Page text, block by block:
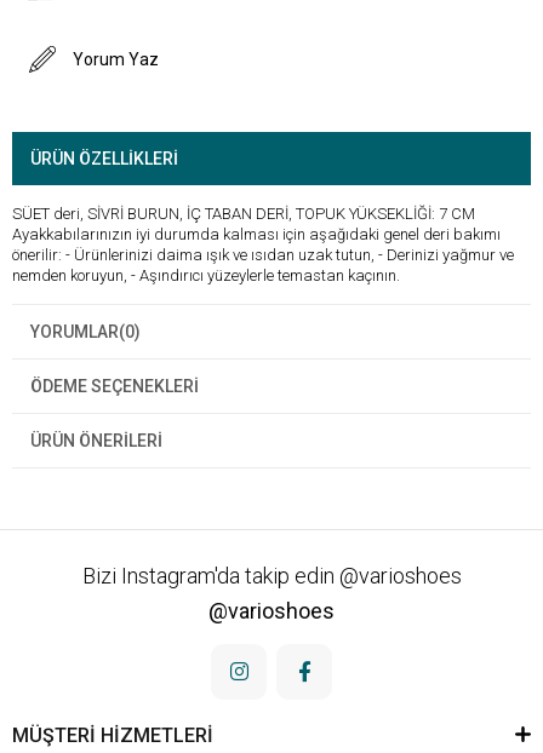
Yorum Yaz
ÜRÜN ÖZELLIKLERI
SÜET deri, SİVRİ BURUN, İÇ TABAN DERİ, TOPUK YÜKSEKLİĞİ: 7 CM
Ayakkabılarınızın iyi durumda kalması için aşağıdaki genel deri bakımı
önerilir: - Ürünlerinizi daima ışık ve ısıdan uzak tutun, - Derinizi yağmur ve
nemden koruyun, - Aşındırıcı yüzeylerle temastan kaçının.
YORUMLAR(0)
ÖDEME SEÇENEKLERI
ÜRÜN ÖNERILERI
Bizi Instagram'da takip edin @varioshoes
@varioshoes
MÜŞTERİ HİZMETLERİ